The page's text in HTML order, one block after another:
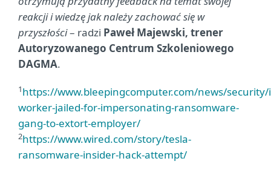
reakcji i wiedzę jak należy zachować się w
przyszłości– radzi Paweł Majewski, trener
Autoryzowanego Centrum Szkoleniowego
DAGMA.
1https://www.bleepingcomputer.com/news/security/
worker-jailed-for-impersonating-ransomware-
gang-to-extort-employer/
2https://www.wired.com/story/tesla-
ransomware-insider-hack-attempt/